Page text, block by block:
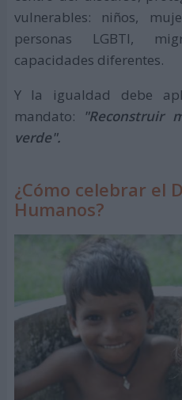
vulnerables: niños,
personas LGBTI,
capacidades diferentes.
Y la igualdad debe
mandato:
"Reconstruir
verde".
¿Cómo celebrar el
Humanos?